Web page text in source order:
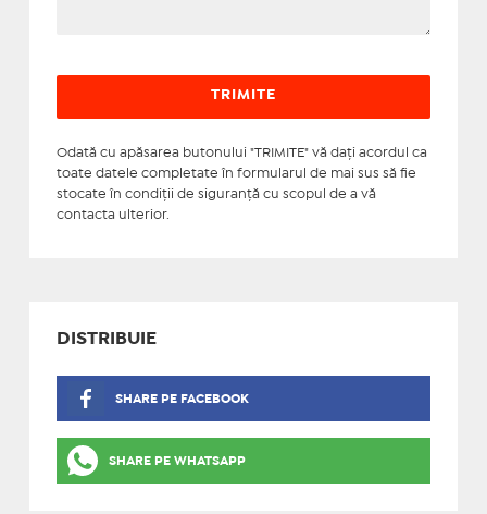
Odată cu apăsarea butonului "TRIMITE" vă daţi acordul ca
toate datele completate în formularul de mai sus să fie
stocate în condiţii de siguranţă cu scopul de a vă
contacta ulterior.
DISTRIBUIE
SHARE PE FACEBOOK
SHARE PE WHATSAPP